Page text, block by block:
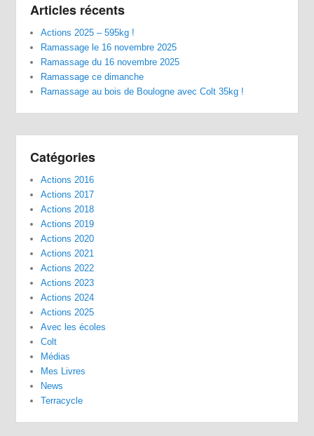
Articles récents
Actions 2025 – 595kg !
Ramassage le 16 novembre 2025
Ramassage du 16 novembre 2025
Ramassage ce dimanche
Ramassage au bois de Boulogne avec Colt 35kg !
Catégories
Actions 2016
Actions 2017
Actions 2018
Actions 2019
Actions 2020
Actions 2021
Actions 2022
Actions 2023
Actions 2024
Actions 2025
Avec les écoles
Colt
Médias
Mes Livres
News
Terracycle